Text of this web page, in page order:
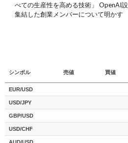
べての生産性を高める技術」 OpenAI
集結した創業メンバーについて明かす